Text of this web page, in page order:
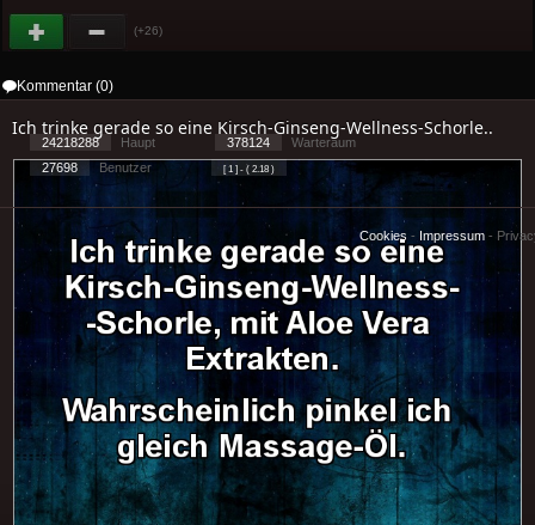
(+26)
Kommentar (0)
Ich trinke gerade so eine Kirsch-Ginseng-Wellness-Schorle..
24218288 Haupt 378124
Warteraum
27698
Benutzer [ 1 ] - ( 2.18 )
Cookies - Impressum -